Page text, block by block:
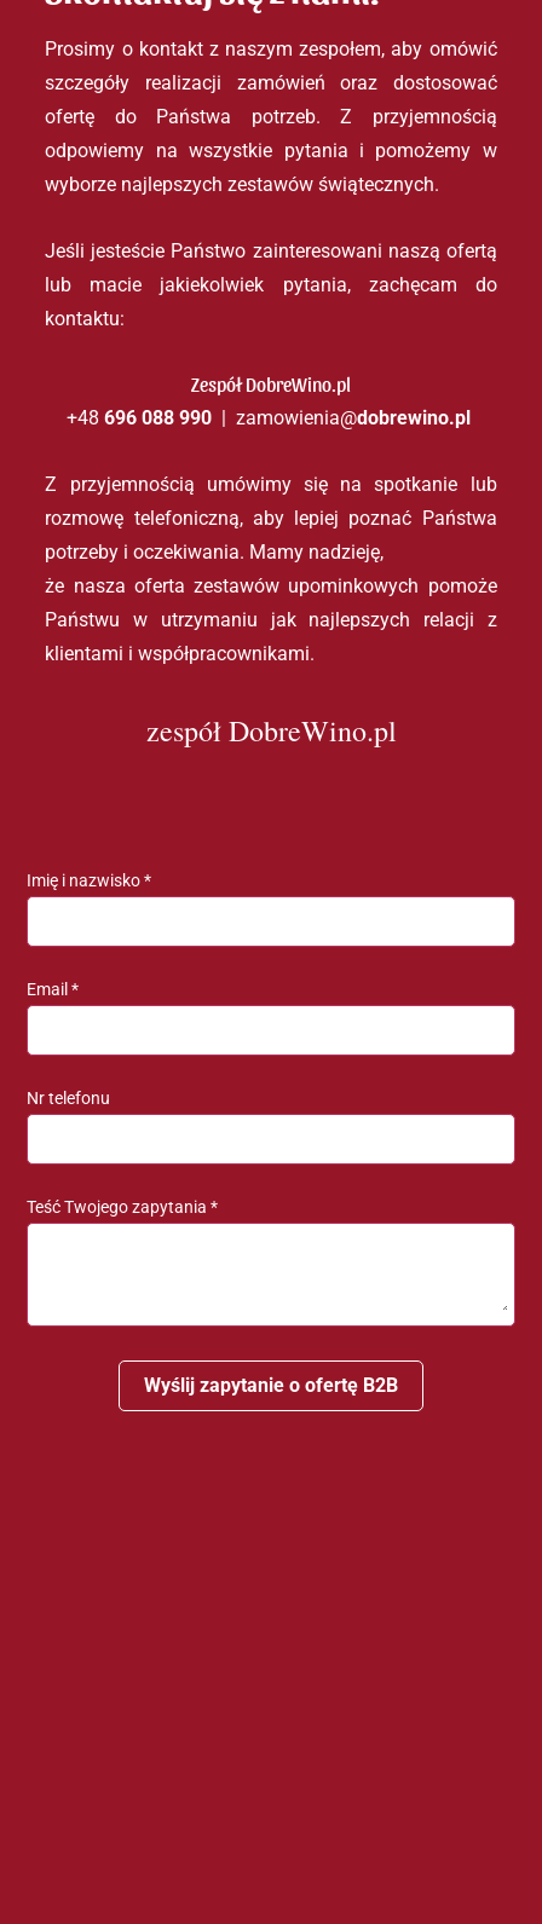
Prosimy o kontakt z naszym zespołem, aby omówić
szczegóły realizacji zamówień oraz dostosować
ofertę do Państwa potrzeb. Z przyjemnością
odpowiemy na wszystkie pytania i pomożemy w
wyborze najlepszych zestawów świątecznych.
Jeśli jesteście Państwo zainteresowani naszą ofertą
lub macie jakiekolwiek pytania, zachęcam do
kontaktu:
Zespół DobreWino.pl
+48 696 088 990 |  zamowienia@dobrewino.pl
Z przyjemnością umówimy się na spotkanie lub
rozmowę telefoniczną, aby lepiej poznać Państwa
potrzeby i oczekiwania. Mamy nadzieję,
że nasza oferta zestawów upominkowych pomoże
Państwu w utrzymaniu jak najlepszych relacji z
klientami i współpracownikami.
zespół DobreWino.pl
Imię i nazwisko *
Email *
Nr telefonu
Teść Twojego zapytania *
Wyślij zapytanie o ofertę B2B